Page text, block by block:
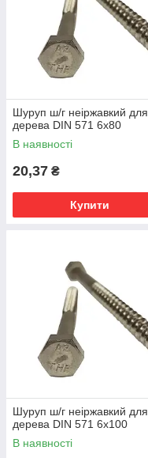
Шуруп ш/г неіржавкий для
дерева DIN 571 6х80
В наявності
20,37 ₴
Купити
Шуруп ш/г неіржавкий для
дерева DIN 571 6х100
В наявності